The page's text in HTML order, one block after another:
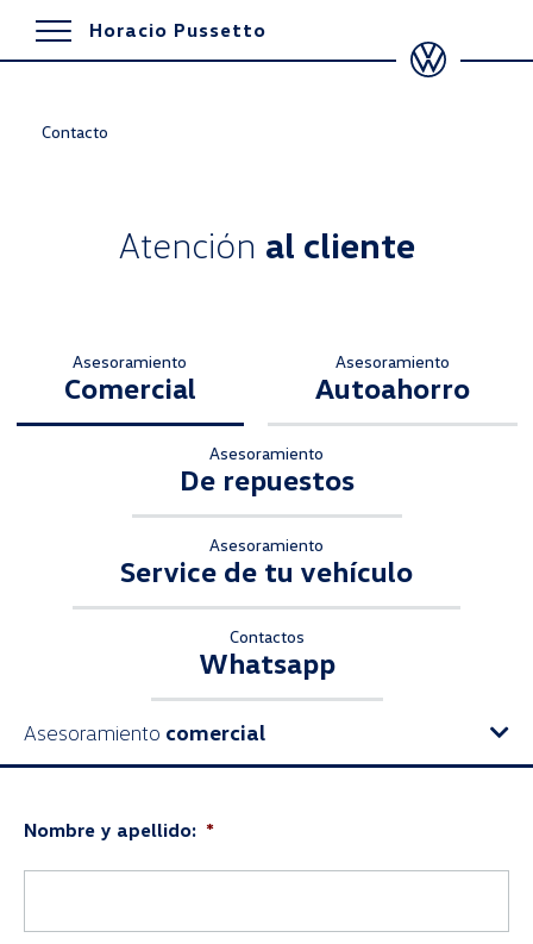
Horacio Pussetto
Contacto
Atención al cliente
Asesoramiento
Comercial
Asesoramiento
Autoahorro
Asesoramiento
De repuestos
Asesoramiento
Service de tu vehículo
Contactos
Whatsapp
Asesoramiento comercial
Nombre y apellido: *